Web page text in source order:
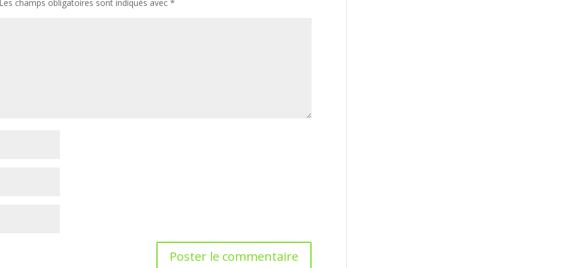
Les champs obligatoires sont indiqués avec*